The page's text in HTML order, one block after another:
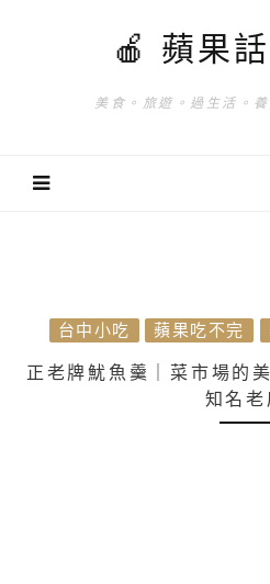
🍎 蘋果
美食。旅遊。過生活。
台中小吃 蘋果吃不完
正老牌魷魚羹｜菜市場的
知名老